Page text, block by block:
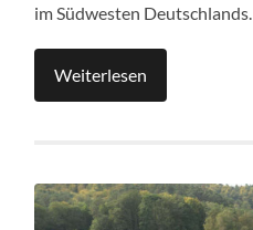
im Südwesten Deutschlands.
Weiterlesen